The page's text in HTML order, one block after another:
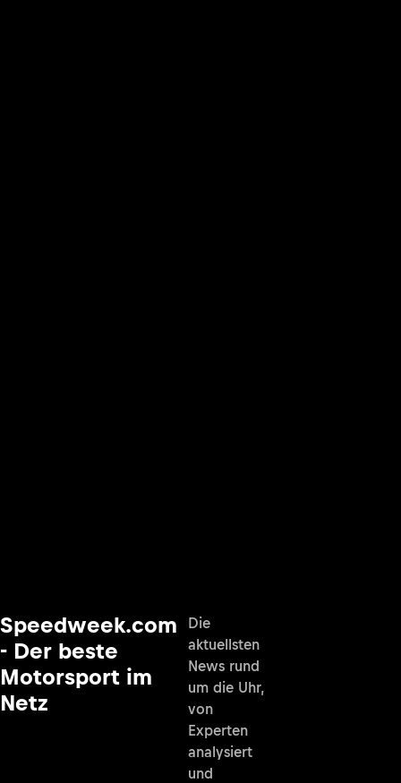
Speedweek.com
- Der beste
Motorsport im
Netz
Die
aktuellsten
News rund
um die Uhr,
von
Experten
analysiert
und